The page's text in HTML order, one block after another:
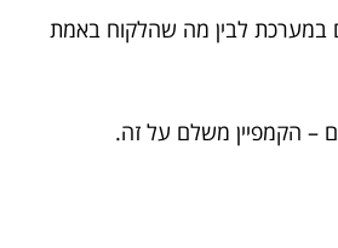
במערכת לבין מה שהלקוח באמת
– הקמפיין משלם על זה.